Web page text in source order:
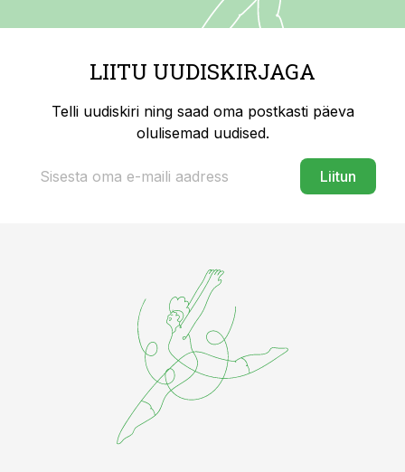
LIITU UUDISKIRJAGA
Telli uudiskiri ning saad oma postkasti päeva
olulisemad uudised.
Liitun